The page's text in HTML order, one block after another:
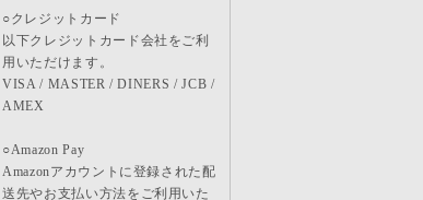
○クレジットカード
以下クレジットカード会社をご利
用いただけます。
VISA / MASTER / DINERS / JCB /
AMEX
○Amazon Pay
Amazonアカウントに登録された配
送先やお支払い方法をご利用いた